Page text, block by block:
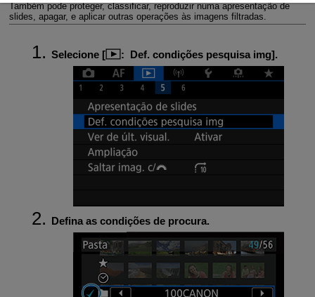
Também pode proteger, classificar, reproduzir numa apresentação de
slides, apagar, e aplicar outras operações às imagens filtradas.
Selecione [ : Def. condições pesquisa img].
Defina as condições de procura.